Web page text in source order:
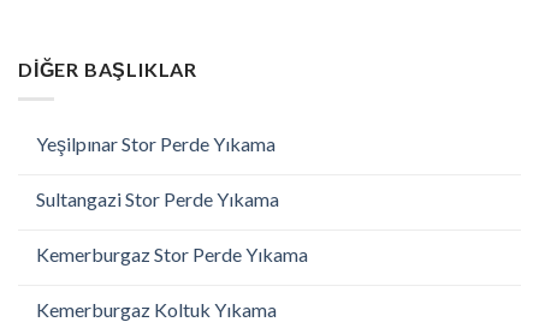
DIĞER BAŞLIKLAR
Yeşilpınar Stor Perde Yıkama
Sultangazi Stor Perde Yıkama
Kemerburgaz Stor Perde Yıkama
Kemerburgaz Koltuk Yıkama